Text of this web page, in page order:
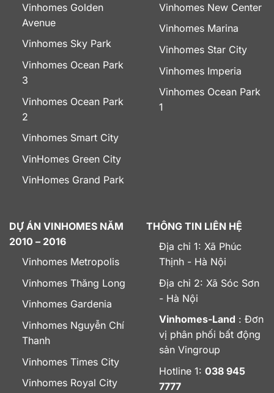
Vinhomes Golden
Avenue
Vinhomes Sky Park
Vinhomes Ocean Park
3
Vinhomes Ocean Park
2
Vinhomes Smart City
VinHomes Green City
VinHomes Grand Park
Vinhomes New Center
Vinhomes Marina
Vinhomes Star City
Vinhomes Imperia
Vinhomes Ocean Park
1
DỰ ÁN VINHOMES NĂM
2010 – 2016
Vinhomes Metropolis
Vinhomes Thăng Long
Vinhomes Gardenia
Vinhomes Nguyễn Chí
Thanh
Vinhomes Times City
Vinhomes Royal City
THÔNG TIN LIÊN HỆ
Địa chỉ 1: Xã Phúc
Thịnh - Hà Nội
Địa chỉ 2: Xã Sóc Sơn
- Hà Nội
Vinhomes-Land : Đơn
vị phân phối bất động
sản Vingroup
Hotline 1: 038 945
7777